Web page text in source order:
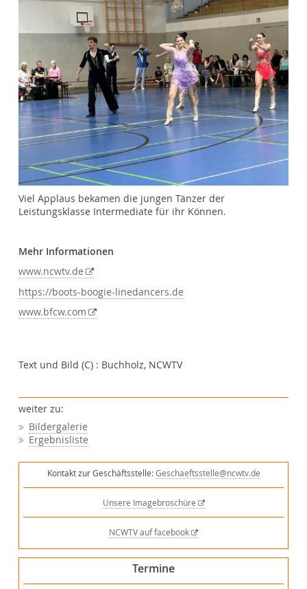
Viel Applaus bekamen die jungen Tänzer der
Leistungsklasse Intermediate für ihr Können.
Mehr Informationen
www.ncwtv.de
https://boots-boogie-linedancers.de
www.bfcw.com
Text und Bild (C) : Buchholz, NCWTV
weiter zu:
Bildergalerie
Ergebnisliste
Kontakt zur Geschäftsstelle: Geschaeftsstelle@ncwtv.de
Unsere Imagebroschüre
NCWTV auf facebook
Termine